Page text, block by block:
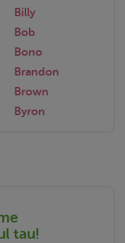
Billy
Bob
Bono
Brandon
Brown
Byron
tau!